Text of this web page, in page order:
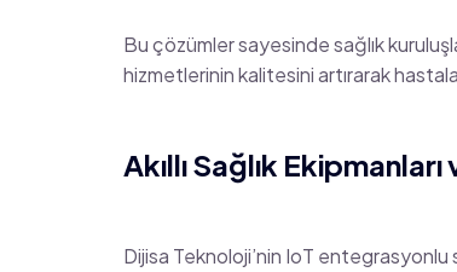
Bu çözümler sayesinde sağlık
hizmetlerinin kalitesini artırarak
Akıllı Sağlık
Dijisa Teknoloji’nin IoT entegrasyonlu